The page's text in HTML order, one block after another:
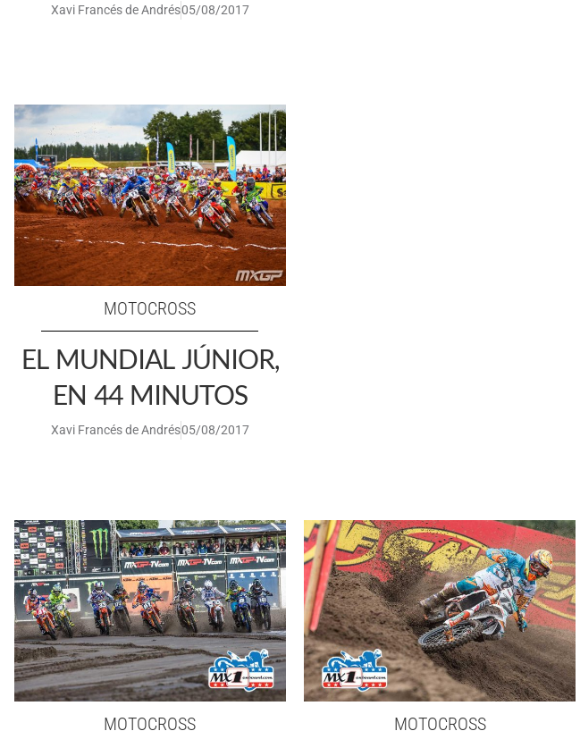
Xavi Francés de Andrés05/08/2017
MOTOCROSS
EL MUNDIAL JÚNIOR,
EN 44 MINUTOS
Xavi Francés de Andrés05/08/2017
MOTOCROSS MOTOCROSS